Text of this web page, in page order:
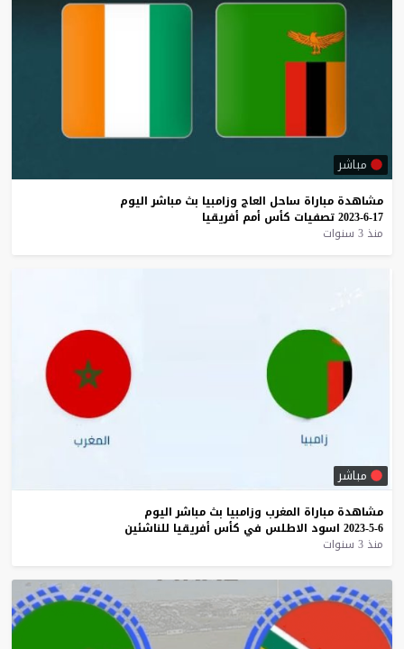
مباشر
مشاهدة مباراة ساحل العاج وزامبيا بث مباشر اليوم
17-6-2023
تصفيات كأس أمم أفريقيا
منذ 3 سنوات
مباشر
مشاهدة مباراة المغرب وزامبيا بث مباشر اليوم
6-5-2023
اسود الاطلس في كأس أفريقيا للناشئين
منذ 3 سنوات